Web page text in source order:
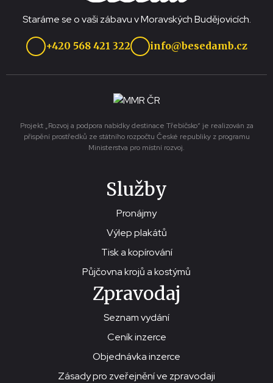
Staráme se o vaši zábavu v Moravských Budějovicích.
+420 568 421 322 info@besedamb.cz
Projekt „Rozvoj a podpora nabídky destinace Třebíčsko“ je realizován za
přispění prostředků ze státního rozpočtu České republiky z programu
Ministerstva pro místní rozvoj.
Služby
Pronájmy
Výlep plakátů
Tisk a kopírování
Půjčovna krojů a kostýmů
Zpravodaj
Seznam vydání
Ceník inzerce
Objednávka inzerce
Zásady pro zveřejnění ve zpravodaji